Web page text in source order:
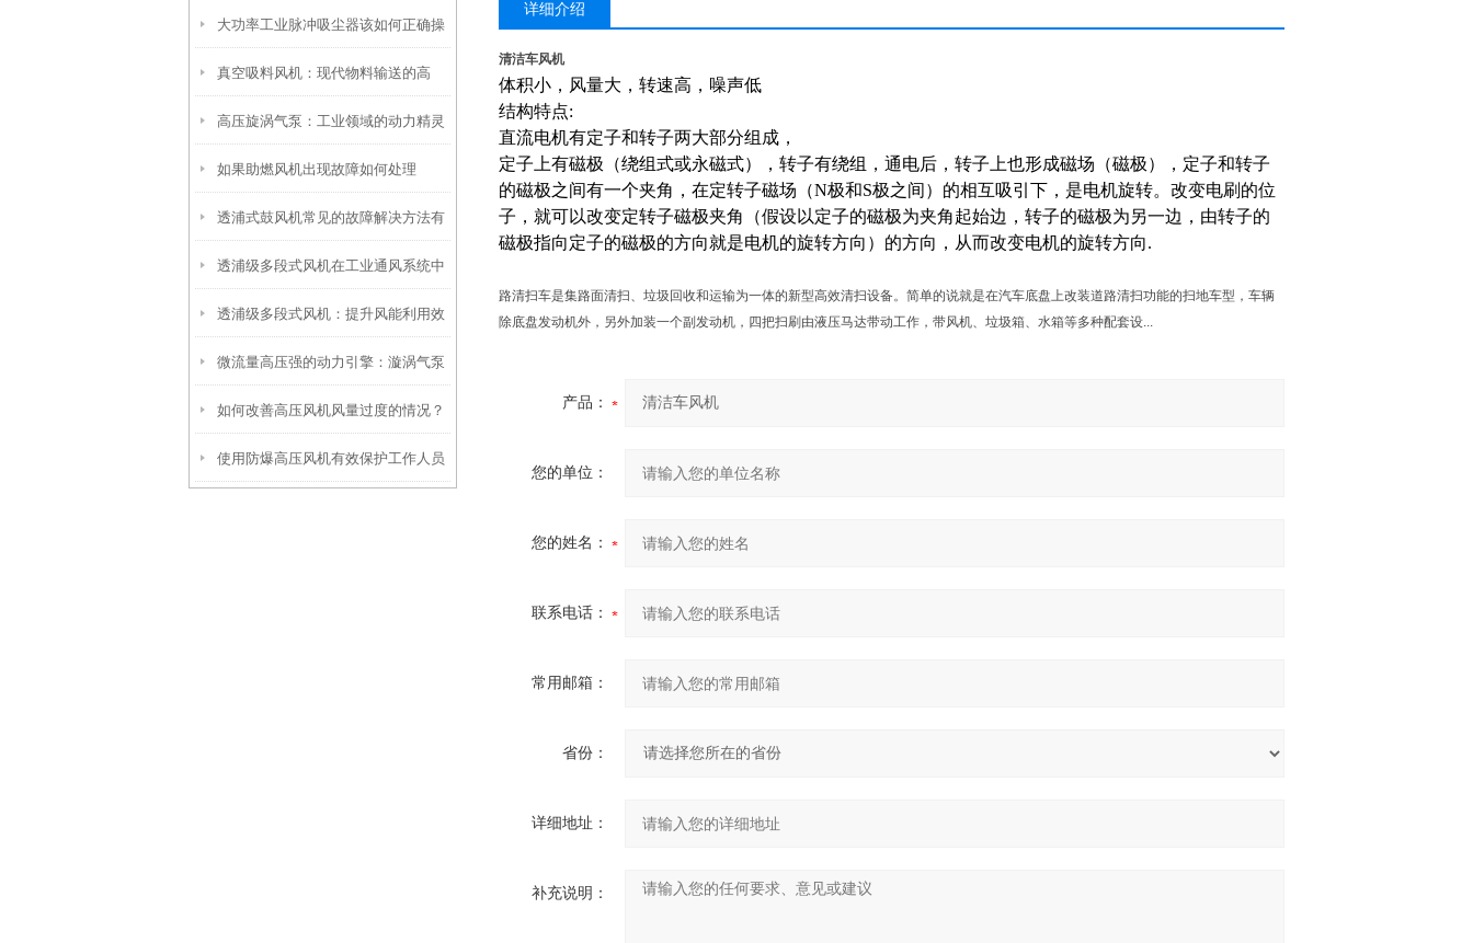
大功率工业脉冲吸尘器该如何正确操
作
真空吸料风机：现代物料输送的高
效“气力引擎”
高压旋涡气泵：工业领域的动力精灵
如果助燃风机出现故障如何处理
透浦式鼓风机常见的故障解决方法有
哪些？
透浦级多段式风机在工业通风系统中
的重要作用
透浦级多段式风机：提升风能利用效
率的创新技术
微流量高压强的动力引擎：漩涡气泵
的技术特性与应用图谱
如何改善高压风机风量过度的情况？
使用防爆高压风机有效保护工作人员
详细介绍
清洁车风机
体积小，风量大，转速高，噪声低
结构特点:
直流电机有定子和转子两大部分组成，
定子上有磁极（绕组式或永磁式），转子有绕组，通电后，转子上也形成磁场（磁极），定子和转子
的磁极之间有一个夹角，在定转子磁场（N极和S极之间）的相互吸引下，是电机旋转。改变电刷的位
子，就可以改变定转子磁极夹角（假设以定子的磁极为夹角起始边，转子的磁极为另一边，由转子的
磁极指向定子的磁极的方向就是电机的旋转方向）的方向，从而改变电机的旋转方向.
路清扫车是集路面清扫、垃圾回收和运输为一体的新型高效清扫设备。简单的说就是在汽车底盘上改装道路清扫功能的扫地车型，车辆
除底盘发动机外，另外加装一个副发动机，四把扫刷由液压马达带动工作，带风机、垃圾箱、水箱等多种配套设...
产品：
您的单位：
您的姓名：
联系电话：
常用邮箱：
省份：
详细地址：
补充说明：